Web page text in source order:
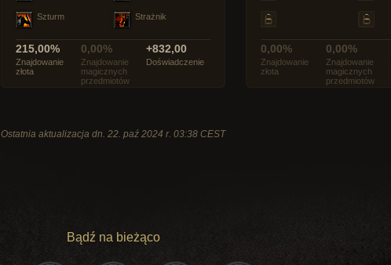
Szturm Strażnik
215,00%
Znajdowanie
złota
0,00%
Znajdowanie
magicznych
przedmiotów
+832,00
Doświadczenie
0,00%
Znajdowanie
złota
0,00%
Znajdowanie
magicznych
przedmiotów
Ostatnia aktualizacja dn. 22. paź 2024 r. 03:38 CEST
Bądź na bieżąco